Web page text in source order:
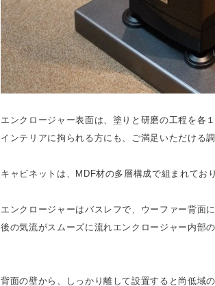
エンクロージャー表面は、塗りと研磨の工程を各
インテリアに拘られる方にも、ご満足いただける
キャビネットは、MDF材の多層構成で組まれてお
エンクロージャーはバスレフで、ウーファー背面
後の気流がスムーズに流れエンクロージャー内部
背面の壁から、しっかり離して設置すると尚低域